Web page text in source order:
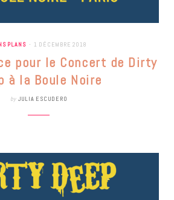
PLANS 1 DÉCEMBRE 2018
pour le Concert de Dirty
à la Boule Noire
by JULIA ESCUDERO